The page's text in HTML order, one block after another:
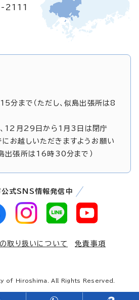
2111
まで（ただし、似島出張所は8
、12月29日から1月3日は閉庁
お越しいただきますようお願い
島出張所は16時30分まで）
公式SNS情報発信中
取り扱いについて
免責事項
of Hiroshima. All Rights Reserved.